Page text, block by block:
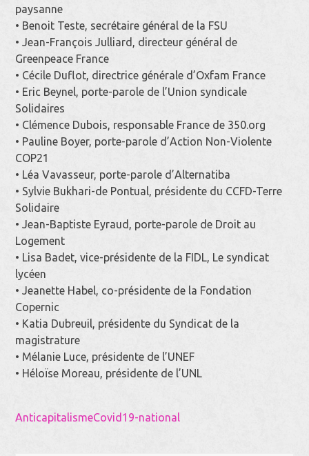
paysanne
• Benoit Teste, secrétaire général de la FSU
• Jean-François Julliard, directeur général de
Greenpeace France
• Cécile Duflot, directrice générale d’Oxfam France
• Eric Beynel, porte-parole de l’Union syndicale
Solidaires
• Clémence Dubois, responsable France de 350.org
• Pauline Boyer, porte-parole d’Action Non-Violente
COP21
• Léa Vavasseur, porte-parole d’Alternatiba
• Sylvie Bukhari-de Pontual, présidente du CCFD-Terre
Solidaire
• Jean-Baptiste Eyraud, porte-parole de Droit au
Logement
• Lisa Badet, vice-présidente de la FIDL, Le syndicat
lycéen
• Jeanette Habel, co-présidente de la Fondation
Copernic
• Katia Dubreuil, présidente du Syndicat de la
magistrature
• Mélanie Luce, présidente de l’UNEF
• Héloïse Moreau, présidente de l’UNL
AnticapitalismeCovid19-national